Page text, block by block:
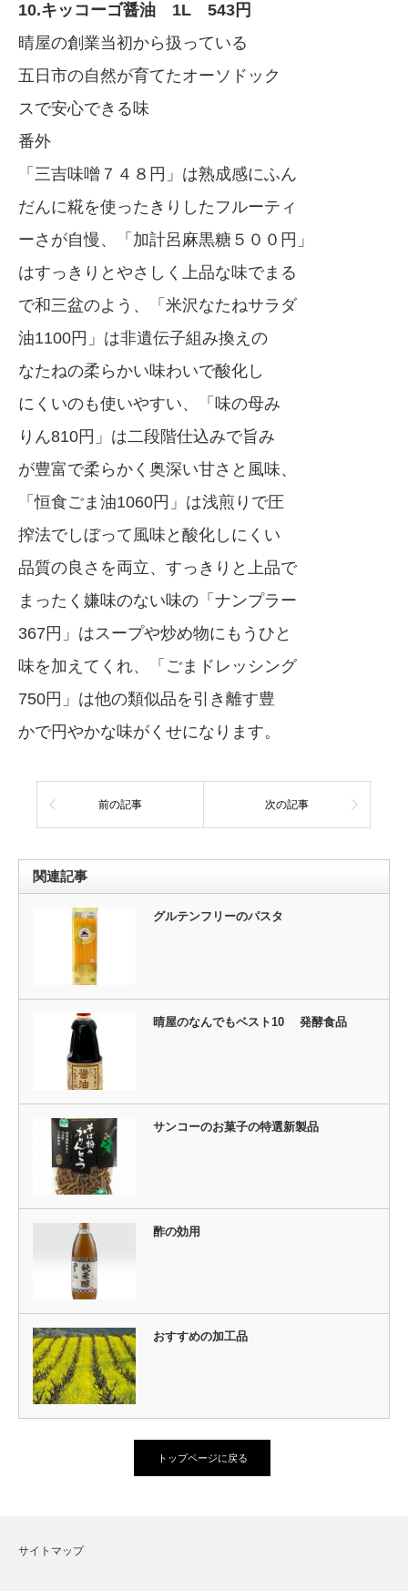
10.キッコーゴ醤油 1L 543円
晴屋の創業当初から扱っている
五日市の自然が育てたオーソドック
スで安心できる味
番外
「三吉味噌７４８円」は熟成感にふん
だんに糀を使ったきりしたフルーティ
ーさが自慢、「加計呂麻黒糖５００円」
はすっきりとやさしく上品な味でまる
で和三盆のよう、「米沢なたねサラダ
油1100円」は非遺伝子組み換えの
なたねの柔らかい味わいで酸化し
にくいのも使いやすい、「味の母み
りん810円」は二段階仕込みで旨み
が豊富で柔らかく奥深い甘さと風味、
「恒食ごま油1060円」は浅煎りで圧
搾法でしぼって風味と酸化しにくい
品質の良さを両立、すっきりと上品で
まったく嫌味のない味の「ナンプラー
367円」はスープや炒め物にもうひと
味を加えてくれ、「ごまドレッシング
750円」は他の類似品を引き離す豊
かで円やかな味がくせになります。
前の記事 次の記事
関連記事
グルテンフリーのパスタ
晴屋のなんでもベスト10 発酵食品
サンコーのお菓子の特選新製品
酢の効用
おすすめの加工品
トップページに戻る
サイトマップ